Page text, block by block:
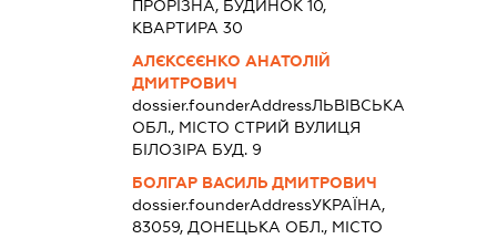
ПРОРІЗНА, БУДИНОК 10,
КВАРТИРА 30
АЛЄКСЄЄНКО АНАТОЛІЙ
ДМИТРОВИЧ
dossier.founderAddressЛЬВІВСЬКА
ОБЛ., МІСТО СТРИЙ ВУЛИЦЯ
БІЛОЗІРА БУД. 9
БОЛГАР ВАСИЛЬ ДМИТРОВИЧ
dossier.founderAddressУКРАЇНА,
83059, ДОНЕЦЬКА ОБЛ., МІСТО